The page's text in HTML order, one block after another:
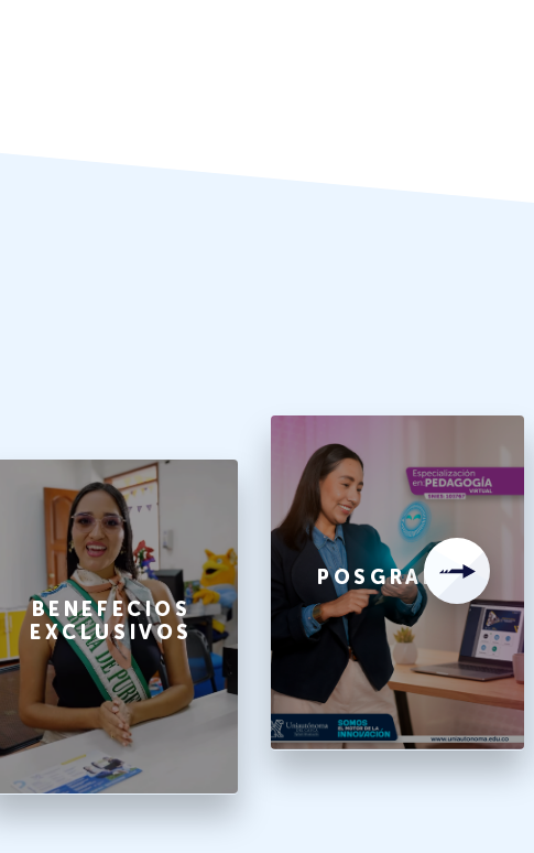
BENEFECIOS
EXCLUSIVOS
POSGRADOS